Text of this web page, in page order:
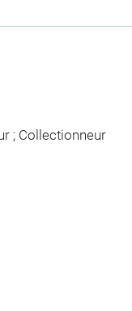
; Collectionneur